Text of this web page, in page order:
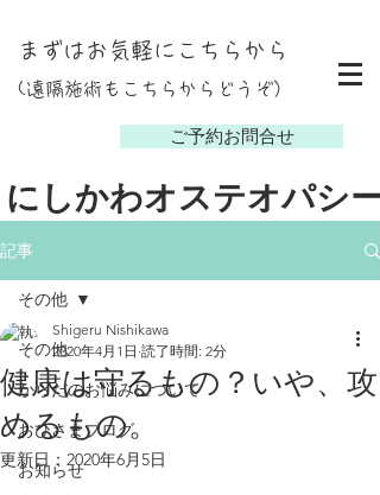
ご予約お問合せ
にしかわオステオパシー
まずはお気軽にこちらから
(遠隔施術もこちらからどうぞ）
記事
その他
からだのお悩みについて
おひさまブログ
お知らせ
その他
健康は守るもの？いや、攻
めるもの。
Shigeru Nishikawa
2020年4月1日 読了時間: 2分
更新日： 2020年6月5日